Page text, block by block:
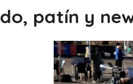
patín y